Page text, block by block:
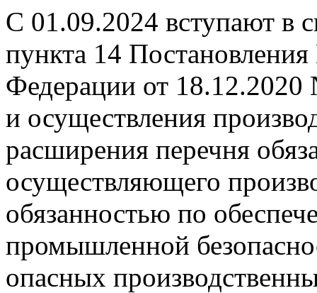
С 01.09.2024 вступают в
пункта 14
Федерации от
и осуществления
расширения перечня
осуществляющего
обязанностью по
промышленной
опасных